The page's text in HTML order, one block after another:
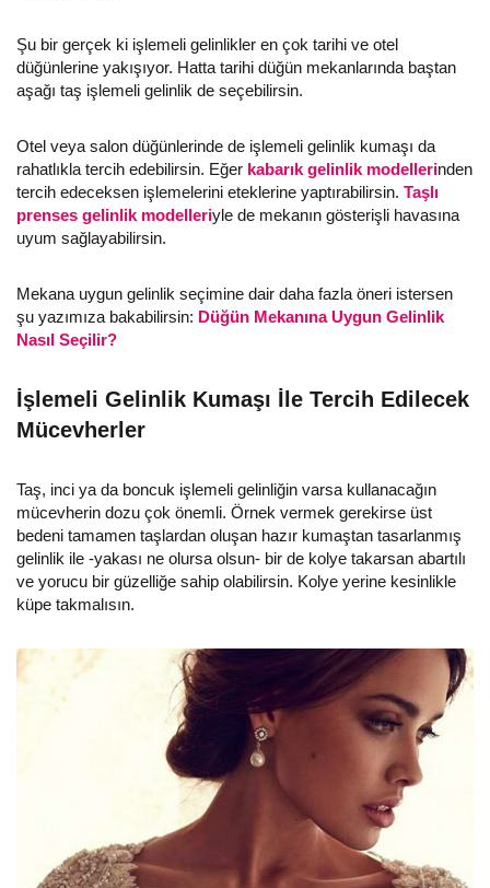
Şu bir gerçek ki işlemeli gelinlikler en çok tarihi ve otel
düğünlerine yakışıyor. Hatta tarihi düğün mekanlarında baştan
aşağı taş işlemeli gelinlik de seçebilirsin.
Otel veya salon düğünlerinde de işlemeli gelinlik kumaşı da
rahatlıkla tercih edebilirsin. Eğer kabarık gelinlik modellerinden
tercih edeceksen işlemelerini eteklerine yaptırabilirsin. Taşlı
prenses gelinlik modelleriyle de mekanın gösterişli havasına
uyum sağlayabilirsin.
Mekana uygun gelinlik seçimine dair daha fazla öneri istersen
şu yazımıza bakabilirsin: Düğün Mekanına Uygun Gelinlik
Nasıl Seçilir?
İşlemeli Gelinlik Kumaşı İle Tercih Edilecek
Mücevherler
Taş, inci ya da boncuk işlemeli gelinliğin varsa kullanacağın
mücevherin dozu çok önemli. Örnek vermek gerekirse üst
bedeni tamamen taşlardan oluşan hazır kumaştan tasarlanmış
gelinlik ile -yakası ne olursa olsun- bir de kolye takarsan abartılı
ve yorucu bir güzelliğe sahip olabilirsin. Kolye yerine kesinlikle
küpe takmalısın.